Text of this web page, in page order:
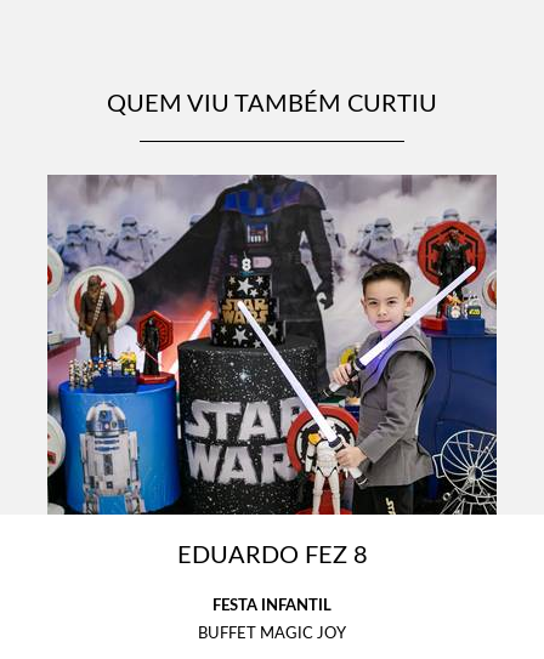
QUEM VIU TAMBÉM CURTIU
EDUARDO FEZ 8
FESTA INFANTIL
BUFFET MAGIC JOY